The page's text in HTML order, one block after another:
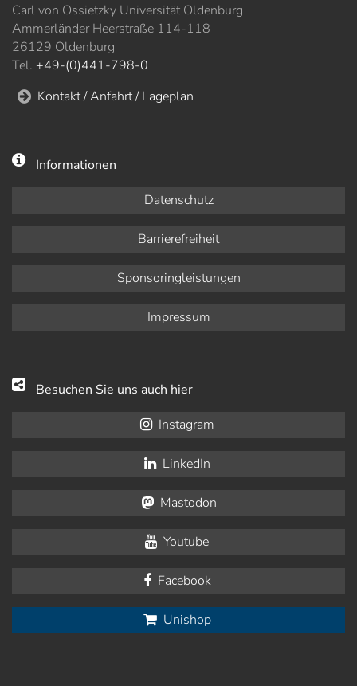
Carl von Ossietzky Universität Oldenburg
Ammerländer Heerstraße 114-118
26129 Oldenburg
Tel. +49-(0)441-798-0
Kontakt / Anfahrt / Lageplan
Informationen
Datenschutz
Barrierefreiheit
Sponsoringleistungen
Impressum
Besuchen Sie uns auch hier
Instagram
LinkedIn
Mastodon
Youtube
Facebook
Unishop